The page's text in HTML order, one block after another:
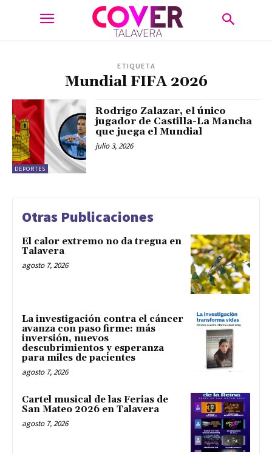
ETIQUETA
Mundial FIFA 2026
DEPORTES
Rodrigo Zalazar, el único
jugador de Castilla-La Mancha
que juega el Mundial
julio 3, 2026
Otras Publicaciones
El calor extremo no da tregua en
Talavera
agosto 7, 2026
La investigación contra el cáncer
avanza con paso firme: más
inversión, nuevos
descubrimientos y esperanza
para miles de pacientes
agosto 7, 2026
Cartel musical de las Ferias de
San Mateo 2026 en Talavera
agosto 7, 2026